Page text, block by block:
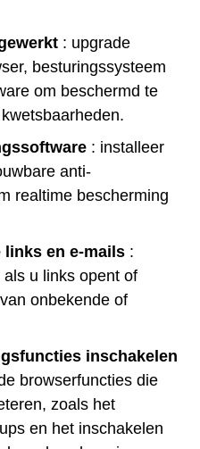
: upgrade
besturingssysteem
om beschermd te
: installeer
anti-
realtime bescherming
links en e-mails :
u links opent of
onbekende of
inschakelen
browserfuncties die
zoals het
en het inschakelen